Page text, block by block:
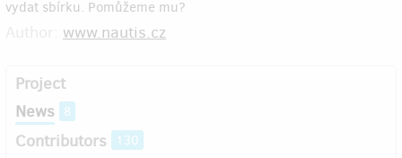
vydat sbírku. Pomůžeme mu?
www.nautis.cz
Project
News 8
Contributors 130